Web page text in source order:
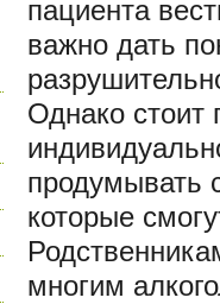
пациента
важно дать
Однако стоит
продумывать
которые
многим